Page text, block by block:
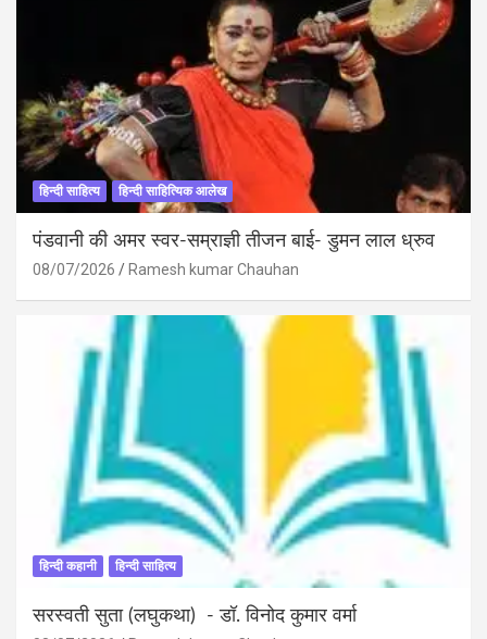
हिन्दी साहित्य हिन्दी साहित्यिक आलेख
पंडवानी की अमर स्वर-सम्राज्ञी तीजन बाई- डुमन लाल ध्रुव
08/07/2026 Ramesh kumar Chauhan
हिन्दी कहानी हिन्दी साहित्य
सरस्वती सुता (लघुकथा) ​- डॉ. विनोद कुमार वर्मा